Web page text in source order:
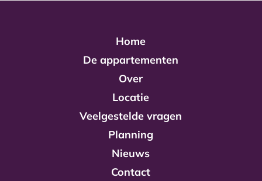
Home
De appartementen
Over
Locatie
Veelgestelde vragen
Planning
Nieuws
Contact